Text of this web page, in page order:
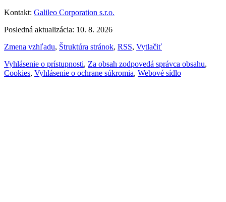
Kontakt: Galileo Corporation s.r.o.
Posledná aktualizácia: 10. 8. 2026
Zmena vzhľadu, Štruktúra stránok, RSS, Vytlačiť
Vyhlásenie o prístupnosti, Za obsah zodpovedá správca obsahu,
Cookies, Vyhlásenie o ochrane súkromia, Webové sídlo